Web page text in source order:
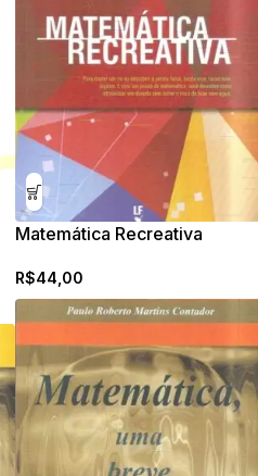
Matemática Recreativa
R$44,00